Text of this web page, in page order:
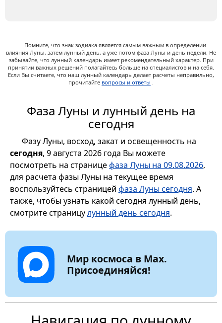
Помните, что знак зодиака является самым важным в определении
влияния Луны, затем лунный день, а уже потом фаза Луны и день недели. Не
забывайте, что лунный календарь имеет рекомендательный характер. При
принятии важных решений полагайтесь больше на специалистов и на себя.
Если Вы считаете, что наш лунный календарь делает расчеты неправильно,
прочитайте вопросы и ответы .
Фаза Луны и лунный день на
сегодня
Фазу Луны, восход, закат и освещенность на
сегодня, 9 августа 2026 года Вы можете
посмотреть на страницефаза Луны на 09.08.2026,
для расчета фазы Луны на текущее время
воспользуйтесь страницей фаза Луны сегодня. А
также, чтобы узнать какой сегодня лунный день,
смотрите страницулунный день сегодня.
Мир космоса в Max.
Присоединяйся!